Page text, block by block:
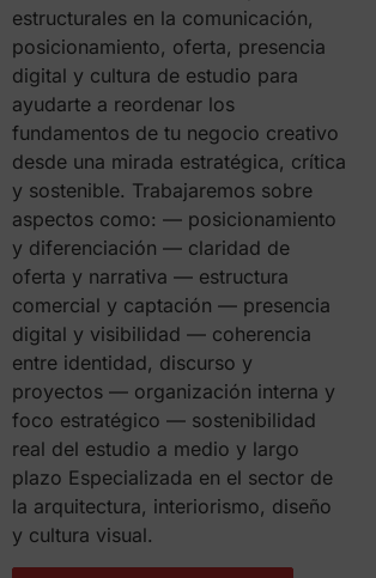
estructurales en la comunicación,
posicionamiento, oferta, presencia
digital y cultura de estudio para
ayudarte a reordenar los
fundamentos de tu negocio creativo
desde una mirada estratégica, crítica
y sostenible. Trabajaremos sobre
aspectos como: — posicionamiento
y diferenciación — claridad de
oferta y narrativa — estructura
comercial y captación — presencia
digital y visibilidad — coherencia
entre identidad, discurso y
proyectos — organización interna y
foco estratégico — sostenibilidad
real del estudio a medio y largo
plazo Especializada en el sector de
la arquitectura, interiorismo, diseño
y cultura visual.